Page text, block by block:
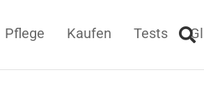
Pflege Kaufen Tests